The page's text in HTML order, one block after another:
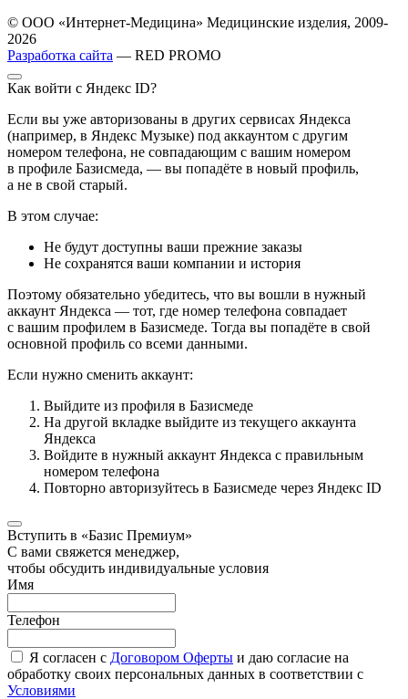
© ООО «Интернет-Медицина» Медицинские изделия, 2009-
2026
Разработка сайта — RED PROMO
Как войти с Яндекс ID?
Если вы уже авторизованы в других сервисах Яндекса
(например, в Яндекс Музыке) под аккаунтом с другим
номером телефона, не совпадающим с вашим номером
в профиле Базисмеда, — вы попадёте в новый профиль,
а не в свой старый.
В этом случае:
Не будут доступны ваши прежние заказы
Не сохранятся ваши компании и история
Поэтому обязательно убедитесь, что вы вошли в нужный
аккаунт Яндекса — тот, где номер телефона совпадает
с вашим профилем в Базисмеде. Тогда вы попадёте в свой
основной профиль со всеми данными.
Если нужно сменить аккаунт:
Выйдите из профиля в Базисмеде
На другой вкладке выйдите из текущего аккаунта
Яндекса
Войдите в нужный аккаунт Яндекса с правильным
номером телефона
Повторно авторизуйтесь в Базисмеде через Яндекс ID
Вступить в «Базис Премиум»
С вами свяжется менеджер,
чтобы обсудить индивидуальные условия
Имя
Телефон
Я согласен с Договором Оферты и даю согласие на
обработку своих персональных данных в соответствии с
Условиями